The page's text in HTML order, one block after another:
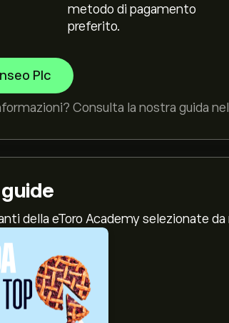
metodo di pagamento
preferito.
Plc
Consulta la nostra guida
guide
della eToro Academy selezionate da